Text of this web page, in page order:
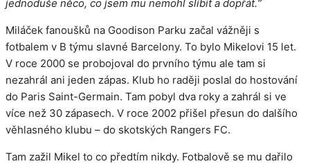
jednoduše něco, co jsem mu nemohl slíbit a dopřát.“
Miláček fanoušků na Goodison Parku začal vážněji s
fotbalem v B týmu slavné Barcelony. To bylo Mikelovi 15 let.
V roce 2000 se probojoval do prvního týmu ale tam si
nezahrál ani jeden zápas. Klub ho raději poslal do hostování
do Paris Saint-Germain. Tam pobyl dva roky a zahrál si ve
více než 30 zápasech. V roce 2002 přišel přesun do dalšího
věhlasného klubu – do skotských Rangers FC.
Tam zažil Mikel to co předtím nikdy. Fotbalově se mu dařilo